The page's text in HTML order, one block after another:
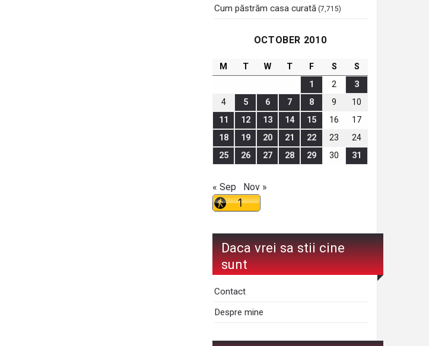
Cum păstrăm casa curată (7,715)
OCTOBER 2010
M T W T F S
S
1
2
3
4
5 6 7 8 9
10
11
12 13 14 15 16
17
18
19 20 21 22 23
24
25
26 27 28 29 30 31
« Sep Nov »
Daca vrei sa stii cine
sunt
Contact
Despre mine